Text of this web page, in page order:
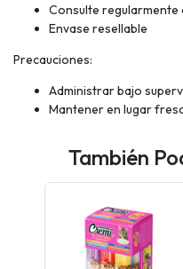
Consulte regularmente
Envase resellable
Precauciones:
Administrar bajo
Mantener en lugar
También